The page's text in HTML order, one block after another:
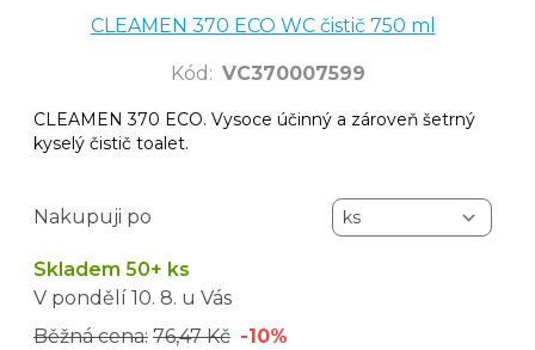
CLEAMEN 370 ECO WC čistič 750 ml
Kód : VC370007599
CLEAMEN 370 ECO. Vysoce účinný a zároveň šetrný
kyselý čistič toalet.
Nakupuji po
Skladem 50+ ks
V pondělí 10. 8. u Vás
Běžná cena: 76,47 Kč -10%